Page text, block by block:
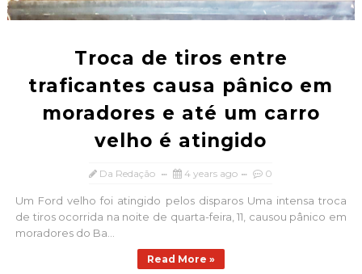
Troca de tiros entre
traficantes causa pânico em
moradores e até um carro
velho é atingido
Da Redação 4 years ago 0
Um Ford velho foi atingido pelos disparos Uma intensa troca
de tiros ocorrida na noite de quarta-feira, 11, causou pânico em
moradores do Ba...
Read More »